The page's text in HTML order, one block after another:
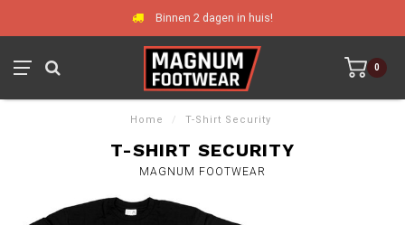
Binnen 2 dagen in huis!
0
Home / T-Shirt Security
T-SHIRT SECURITY
MAGNUM FOOTWEAR